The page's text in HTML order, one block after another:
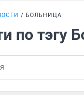
БОЛЬНИЦА
по тэгу